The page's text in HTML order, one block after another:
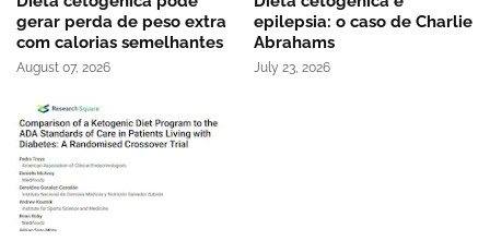
gerar perda de peso extra
com calorias semelhantes
August 07, 2026
epilepsia: o caso de Charlie
Abrahams
July 23, 2026